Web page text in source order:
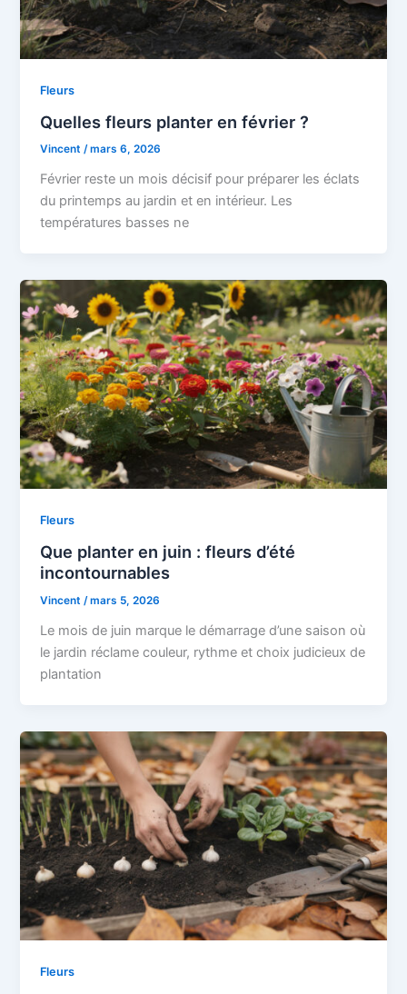
Fleurs
Quelles fleurs planter en février ?
Vincent/mars 6, 2026
Février reste un mois décisif pour préparer les éclats
du printemps au jardin et en intérieur. Les
températures basses ne
Fleurs
Que planter en juin : fleurs d’été
incontournables
Vincent/mars 5, 2026
Le mois de juin marque le démarrage d’une saison où
le jardin réclame couleur, rythme et choix judicieux de
plantation
Fleurs